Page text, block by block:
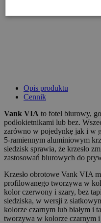
Opis produktu
Cennik
Vank VIA to fotel biurowy,
podłokietnikami lub bez.
zarówno w pojedynkę jak i w
5-ramiennym aluminiowym
siedzisk sprawia, że krzesło
zastosowań biurowych do
Krzesło obrotowe Vank VIA
profilowanego tworzywa w
kolor czerwony i szary, bez
siedziska, w wersji z
kolorze czarnym lub białym i
tworzywa w kolorze czarnym i